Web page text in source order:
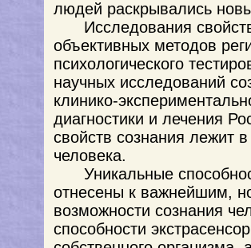
людей раскрывались
Исследования
объективных методов
психологического
научных исследований
клинико-
диагностики и лечения
свойств сознания лежит
человека.
Уникальные
отнесены к важнейшим,
возможности сознания
способности